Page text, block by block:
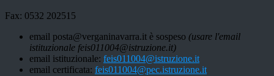
Fax: 0532 202515
email posta@verganinavarra.it è sospeso (usare l'email
istituzionale feis011004@istruzione.it)
email istituzionale: feis011004@istruzione.it
email certificata: feis011004@pec.istruzione.it